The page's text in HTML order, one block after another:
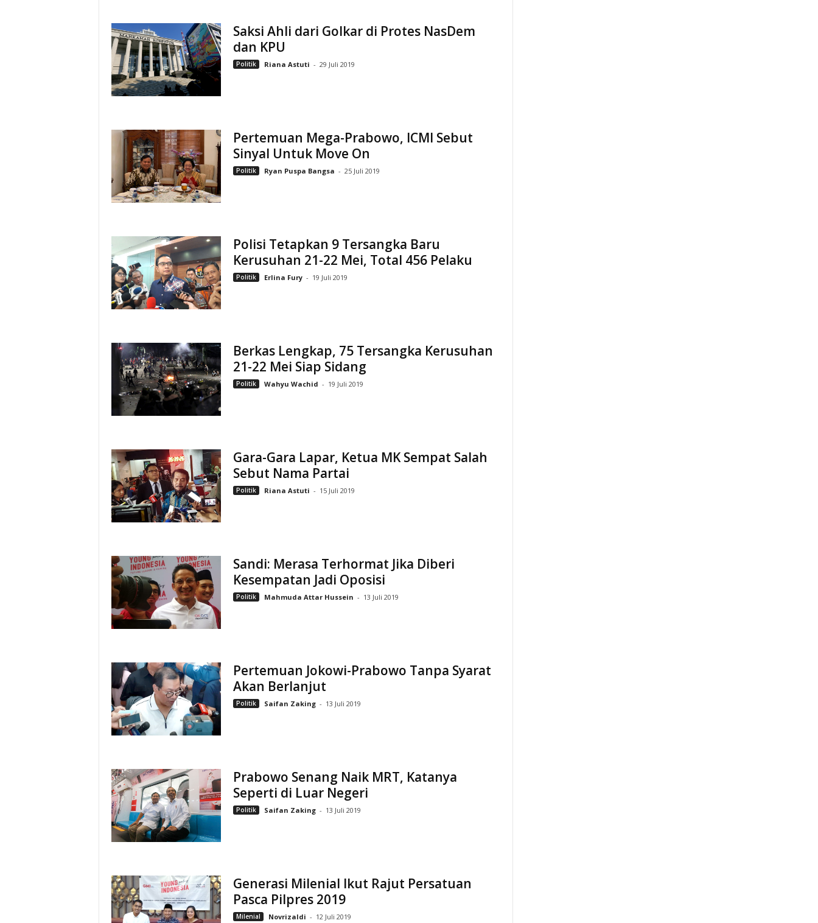
Saksi Ahli dari Golkar di Protes NasDem
dan KPU
Politik Riana Astuti - 29 Juli 2019
Pertemuan Mega-Prabowo, ICMI Sebut
Sinyal Untuk Move On
Politik Ryan Puspa Bangsa - 25 Juli 2019
Polisi Tetapkan 9 Tersangka Baru
Kerusuhan 21-22 Mei, Total 456 Pelaku
Politik Erlina Fury - 19 Juli 2019
Berkas Lengkap, 75 Tersangka Kerusuhan
21-22 Mei Siap Sidang
Politik Wahyu Wachid - 19 Juli 2019
Gara-Gara Lapar, Ketua MK Sempat Salah
Sebut Nama Partai
Politik Riana Astuti - 15 Juli 2019
Sandi: Merasa Terhormat Jika Diberi
Kesempatan Jadi Oposisi
Politik Mahmuda Attar Hussein - 13 Juli 2019
Pertemuan Jokowi-Prabowo Tanpa Syarat
Akan Berlanjut
Politik Saifan Zaking - 13 Juli 2019
Prabowo Senang Naik MRT, Katanya
Seperti di Luar Negeri
Politik Saifan Zaking - 13 Juli 2019
Generasi Milenial Ikut Rajut Persatuan
Pasca Pilpres 2019
Milenial Novrizaldi - 12 Juli 2019